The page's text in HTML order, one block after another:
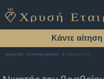
Κάντε
Αρχική Σελίδα Εστιατόριο Αμαλιάδα Ταβέρνα ο Γάτος